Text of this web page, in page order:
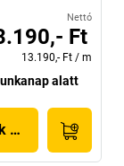
Nettó
Ft
13.190,- Ft / m
alatt
megjelenítése